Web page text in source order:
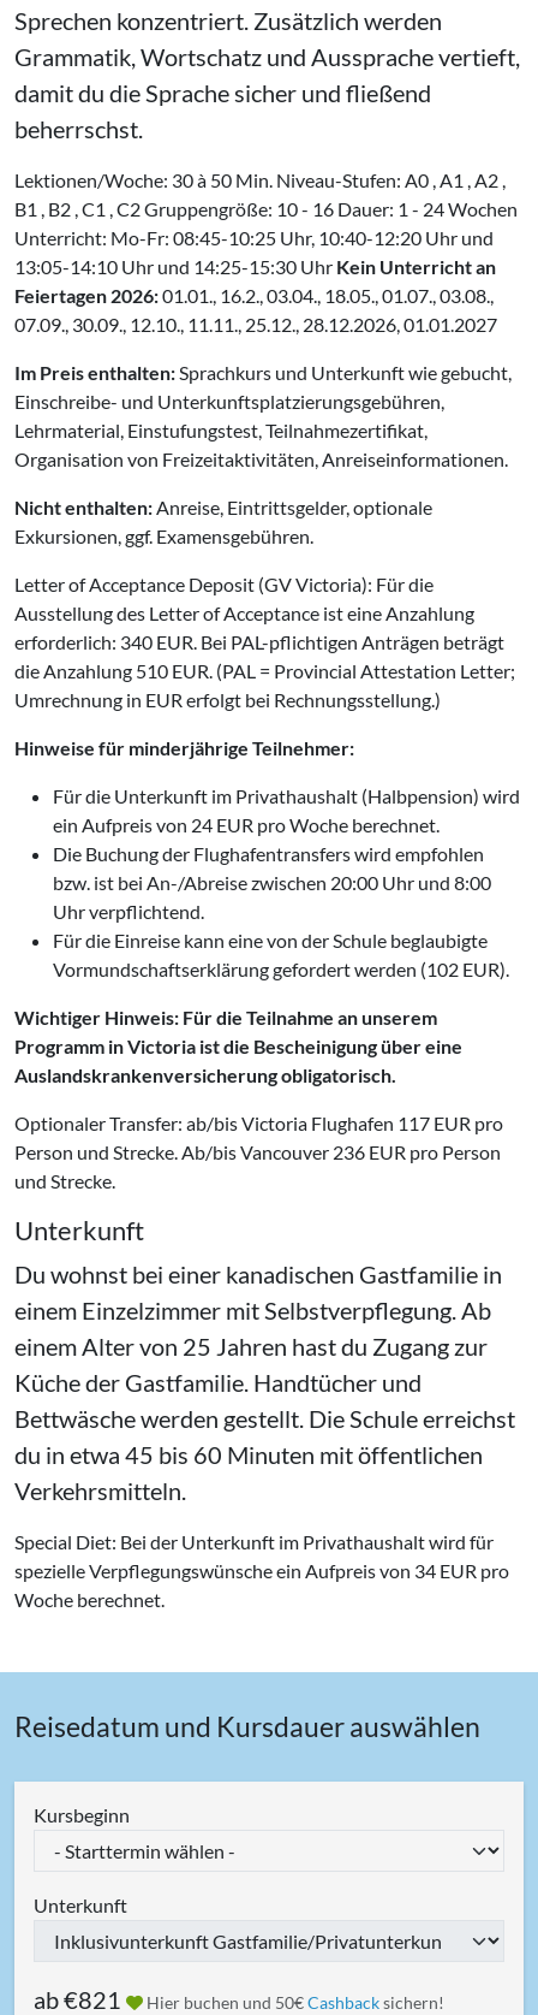
Sprechen konzentriert. Zusätzlich werden
Grammatik, Wortschatz und Aussprache vertieft,
damit du die Sprache sicher und fließend
beherrschst.
Lektionen/Woche: 30 à 50 Min. Niveau-Stufen: A0 , A1 , A2 ,
B1 , B2 , C1 , C2 Gruppengröße: 10 - 16 Dauer: 1 - 24 Wochen
Unterricht: Mo-Fr: 08:45-10:25 Uhr, 10:40-12:20 Uhr und
13:05-14:10 Uhr und 14:25-15:30 Uhr Kein Unterricht an
Feiertagen 2026:01.01., 16.2., 03.04., 18.05., 01.07., 03.08.,
07.09., 30.09., 12.10., 11.11., 25.12., 28.12.2026, 01.01.2027
Im Preis enthalten: Sprachkurs und Unterkunft wie gebucht,
Einschreibe- und Unterkunftsplatzierungsgebühren,
Lehrmaterial, Einstufungstest, Teilnahmezertifikat,
Organisation von Freizeitaktivitäten, Anreiseinformationen.
Nicht enthalten: Anreise, Eintrittsgelder, optionale
Exkursionen, ggf. Examensgebühren.
Letter of Acceptance Deposit (GV Victoria): Für die
Ausstellung des Letter of Acceptance ist eine Anzahlung
erforderlich: 340 EUR. Bei PAL-pflichtigen Anträgen beträgt
die Anzahlung 510 EUR. (PAL = Provincial Attestation Letter;
Umrechnung in EUR erfolgt bei Rechnungsstellung.)
Hinweise für minderjährige Teilnehmer:
Für die Unterkunft im Privathaushalt (Halbpension) wird
ein Aufpreis von 24 EUR pro Woche berechnet.
Die Buchung der Flughafentransfers wird empfohlen
bzw. ist bei An-/Abreise zwischen 20:00 Uhr und 8:00
Uhr verpflichtend.
Für die Einreise kann eine von der Schule beglaubigte
Vormundschaftserklärung gefordert werden (102 EUR).
Wichtiger Hinweis: Für die Teilnahme an unserem
Programm in Victoria ist die Bescheinigung über eine
Auslandskrankenversicherung obligatorisch.
Optionaler Transfer: ab/bis Victoria Flughafen 117 EUR pro
Person und Strecke. Ab/bis Vancouver 236 EUR pro Person
und Strecke.
Unterkunft
Du wohnst bei einer kanadischen Gastfamilie in
einem Einzelzimmer mit Selbstverpflegung. Ab
einem Alter von 25 Jahren hast du Zugang zur
Küche der Gastfamilie. Handtücher und
Bettwäsche werden gestellt. Die Schule erreichst
du in etwa 45 bis 60 Minuten mit öffentlichen
Verkehrsmitteln.
Special Diet: Bei der Unterkunft im Privathaushalt wird für
spezielle Verpflegungswünsche ein Aufpreis von 34 EUR pro
Woche berechnet.
Reisedatum und Kursdauer auswählen
Kursbeginn
Unterkunft
ab€821 Hier buchen und 50€Cashbacksichern!